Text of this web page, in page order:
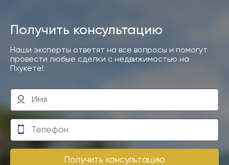
Получить консультацию
Наши эксперты ответят на все вопросы и помогут
провести любые сделки с недвижимостью на
Пхукете!
Получить консультацию